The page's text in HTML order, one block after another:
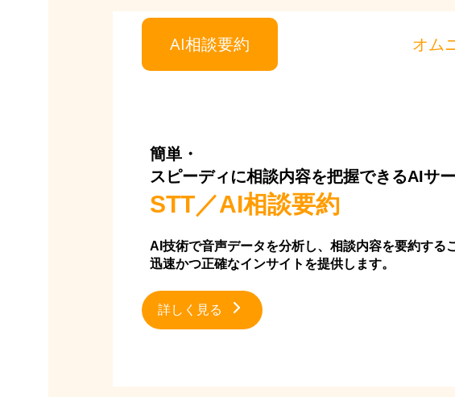
AI相談要約 オム
簡単・
スピーディに相談内容を把握できるAIサ
STT／AI相談要約
AI技術で音声データを分析し、相談内容を要約する
迅速かつ正確なインサイトを提供します。
詳しく見る